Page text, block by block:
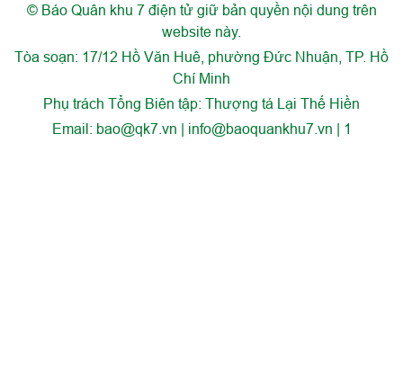
© Báo Quân khu 7 điện tử giữ bản quyền nội dung trên
website này.
Tòa soạn: 17/12 Hồ Văn Huê, phường Đức Nhuận, TP. Hồ
Chí Minh
Phụ trách Tổng Biên tập: Thượng tá Lại Thế Hiền
Email: bao@qk7.vn | info@baoquankhu7.vn | 1